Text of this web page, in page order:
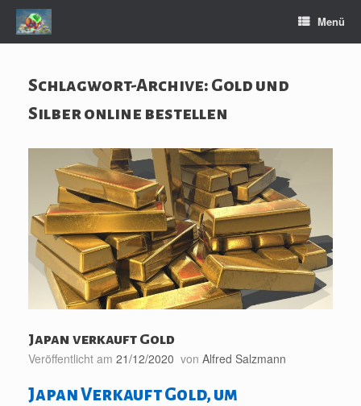
Zum
Inhalt
springen
Menü
Schlagwort-Archive: Gold und
Silber online bestellen
Japan verkauft Gold
Veröffentlicht am 21/12/2020 von Alfred Salzmann
Japan Verkauft Gold, um